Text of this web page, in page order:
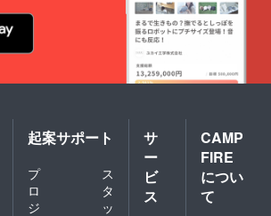
起案サポート
プ
ロ
ジ
ス
タ
ッ
サ
ー
ビ
ス
CAMP
FIRE
につい
て